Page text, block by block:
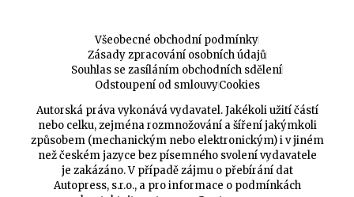
Všeobecné obchodní podmínky
Zásady zpracování osobních údajů
Souhlas se zasíláním obchodních sdělení
Odstoupení od smlouvyCookies
Autorská práva vykonává vydavatel. Jakékoli užití částí
nebo celku, zejména rozmnožování a šíření jakýmkoli
způsobem (mechanickým nebo elektronickým) i v jiném
než českém jazyce bez písemného svolení vydavatele
je zakázáno. V případě zájmu o přebírání dat
Autopress, s.r.o., a pro informace o podmínkách